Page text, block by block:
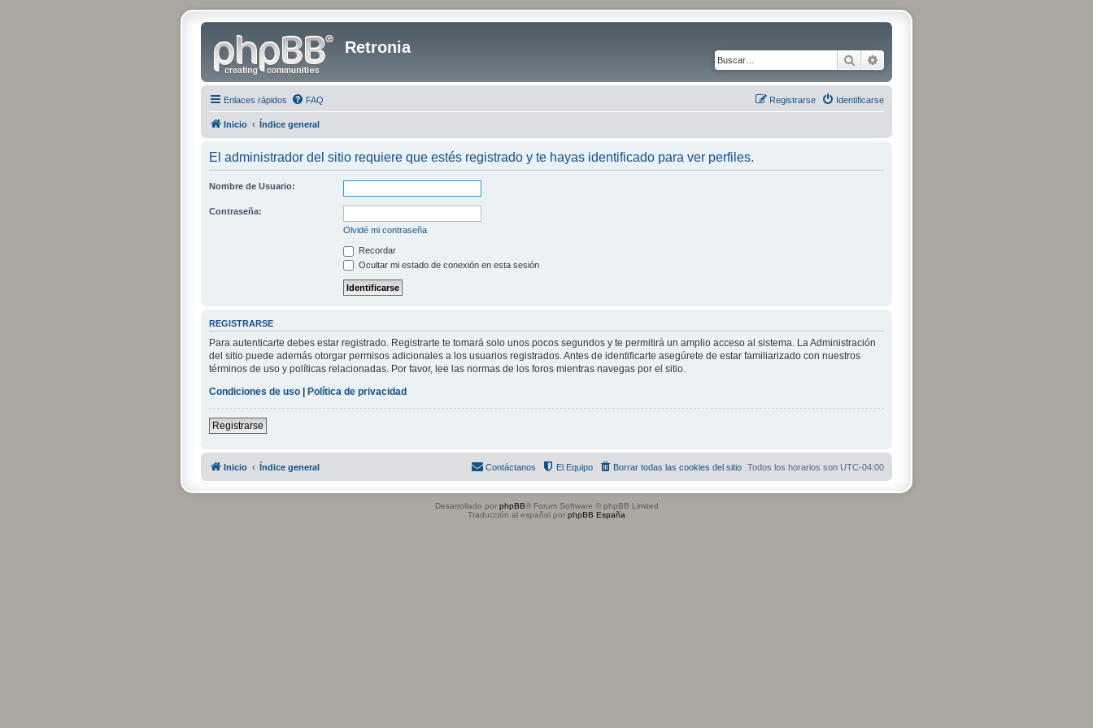
Retronia
Buscar
Enlaces rápidos FAQ Identificarse
Registrarse
Inicio Índice general
El administrador del sitio requiere que estés registrado y te hayas identificado para ver perfiles.
Nombre de Usuario:
Contraseña:
Olvidé mi contraseña
Recordar
Ocultar mi estado de conexión en esta sesión
REGISTRARSE
Para autenticarte debes estar registrado. Registrarte te tomará solo unos pocos segundos y te permitirá un amplio acceso al sistema. La Administración
del sitio puede además otorgar permisos adicionales a los usuarios registrados. Antes de identificarte asegúrete de estar familiarizado con nuestros
términos de uso y políticas relacionadas. Por favor, lee las normas de los foros mientras navegas por el sitio.
Condiciones de uso | Política de privacidad
Registrarse
Inicio Índice general Todos los horarios son UTC-04:00
Borrar todas las cookies del sitio
El Equipo
Contáctanos
Desarrollado por phpBB® Forum Software © phpBB Limited
Traducción al español por phpBB España